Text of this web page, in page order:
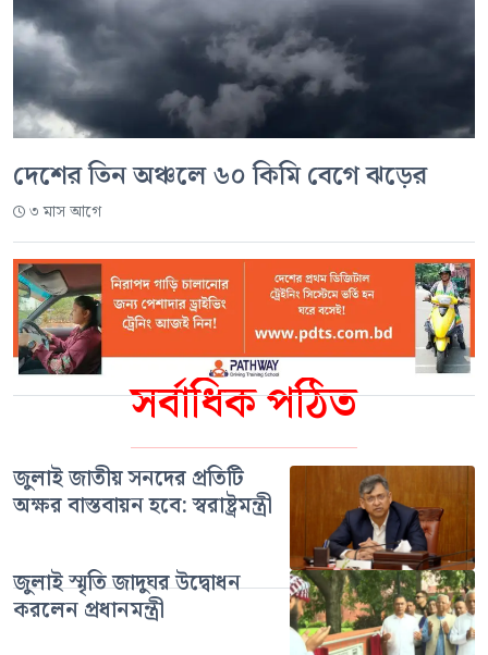
সর্বাধিক পঠিত
জুলাই জাতীয় সনদের প্রতিটি
অক্ষর বাস্তবায়ন হবে: স্বরাষ্ট্রমন্ত্রী
জুলাই স্মৃতি জাদুঘর উদ্বোধন
করলেন প্রধানমন্ত্রী
দেশের তিন অঞ্চলে ৬০ কিমি বেগে ঝড়ের
৩ মাস আগে